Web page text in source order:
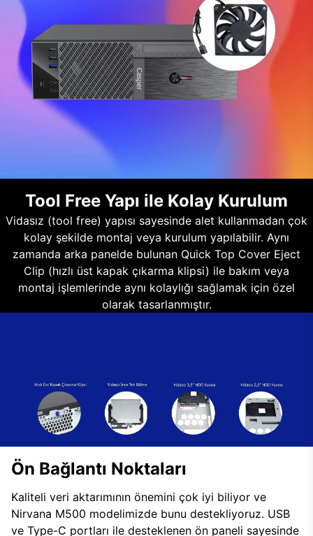
Tool Free Yapı ile Kolay Kurulum
Vidasız (tool free) yapısı sayesinde alet kullanmadan çok
kolay şekilde montaj veya kurulum yapılabilir. Aynı
zamanda arka panelde bulunan Quick Top Cover Eject
Clip (hızlı üst kapak çıkarma klipsi) ile bakım veya
montaj işlemlerinde aynı kolaylığı sağlamak için özel
olarak tasarlanmıştır.
Ön Bağlantı Noktaları
Kaliteli veri aktarımının önemini çok iyi biliyor ve
Nirvana M500 modelimizde bunu destekliyoruz. USB
ve Type-C portları ile desteklenen ön paneli sayesinde